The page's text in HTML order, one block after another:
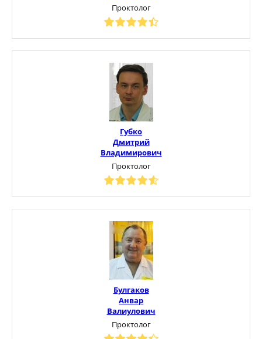
Проктолог
Губко
Дмитрий
Владимирович
Проктолог
Булгаков
Анвар
Валиулович
Проктолог